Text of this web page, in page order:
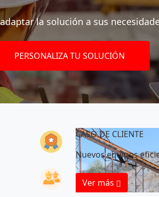
la solución a sus
PERSONALIZA TU SOLUCIÓN
CASO DE CLIENTE
Nuevos equipos
Ver más